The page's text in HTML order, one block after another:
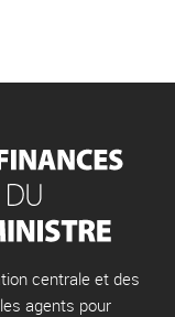
centrale et des
agents pour